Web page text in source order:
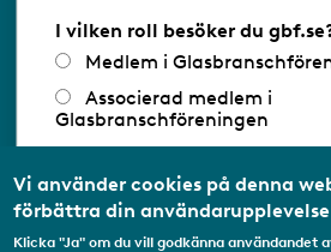
Glasbranschföreningen AB -
utgivare: Sofia Wahlgren
I vilken roll besöker du
Medlem i
Associerad medlem i
Glasbranschföreningen
medlemsorganisation/
Utbildningsaktör
Vi använder cookies på denna
förbättra din användarupplevelse
Klicka "Ja" om du vill godkänna användandet